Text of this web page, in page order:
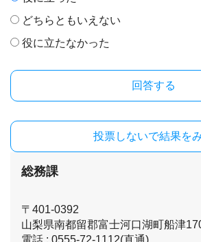
どちらともいえない
役に立たなかった
投票しないで結果を
総務課
〒401-0392
山梨県南都留郡富士河口湖町船津
電話 : 0555-72-1112(直通)